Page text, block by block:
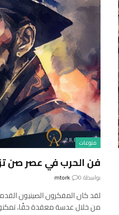
منوعات
فن الحرب في عصر صن
بواسطة mtork 0
لقد كان المفكرون الصينيون
من خلال عدسة معقدة حقًا،